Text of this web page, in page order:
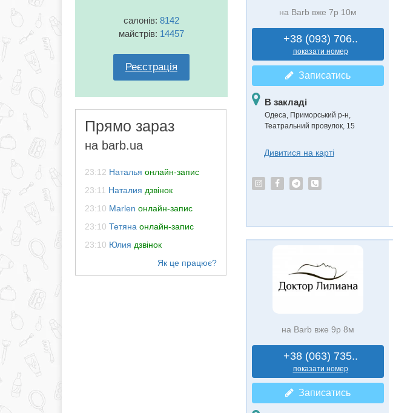
салонів: 8142
майстрів: 14457
Реєстрація
Прямо зараз
на barb.ua
23:12 Наталья онлайн-запис
23:11 Наталия дзвінок
23:10 Marlen онлайн-запис
23:10 Тетяна онлайн-запис
23:10 Юлия дзвінок
на Barb вже 7р 10м
+38 (093) 706..
показати номер
Записатись
В закладі
Одеса, Приморський р-н,
Театральний провулок, 15
Дивитися на карті
на Barb вже 9р 8м
+38 (063) 735..
показати номер
Записатись